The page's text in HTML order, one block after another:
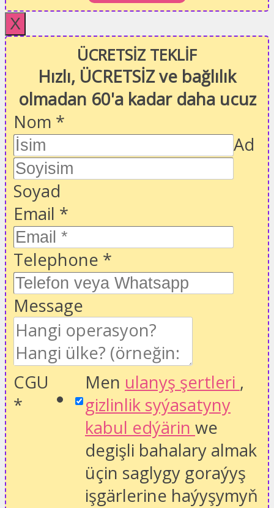
X
ÜCRETSİZ TEKLİF
Hızlı, ÜCRETSİZ ve bağlılık
olmadan 60'a kadar daha ucuz
Nom *
Ad
Soyad
Email *
Telephone *
Message
CGU
*
Men ulanyş şertleri ,
gizlinlik syýasatyny
kabul edýärin we
degişli bahalary almak
üçin saglygy goraýyş
işgärlerine haýyşymyň